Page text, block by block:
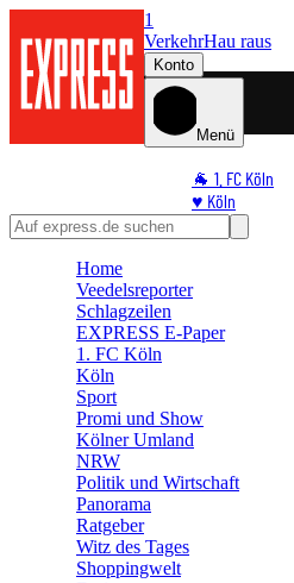
1
VerkehrHau raus
Konto
Menü
🐐 1. FC Köln
♥️ Köln
⭐ Promi
🛒 Shoppingwelt
Home
Veedelsreporter
Schlagzeilen
EXPRESS E-Paper
1. FC Köln
Köln
Sport
Promi und Show
Kölner Umland
NRW
Politik und Wirtschaft
Panorama
Ratgeber
Witz des Tages
Shoppingwelt